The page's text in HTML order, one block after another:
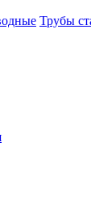
Трубы